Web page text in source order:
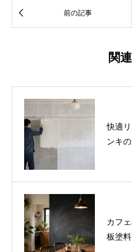
 前の記事
関
快適
ンキ
カフ
板塗